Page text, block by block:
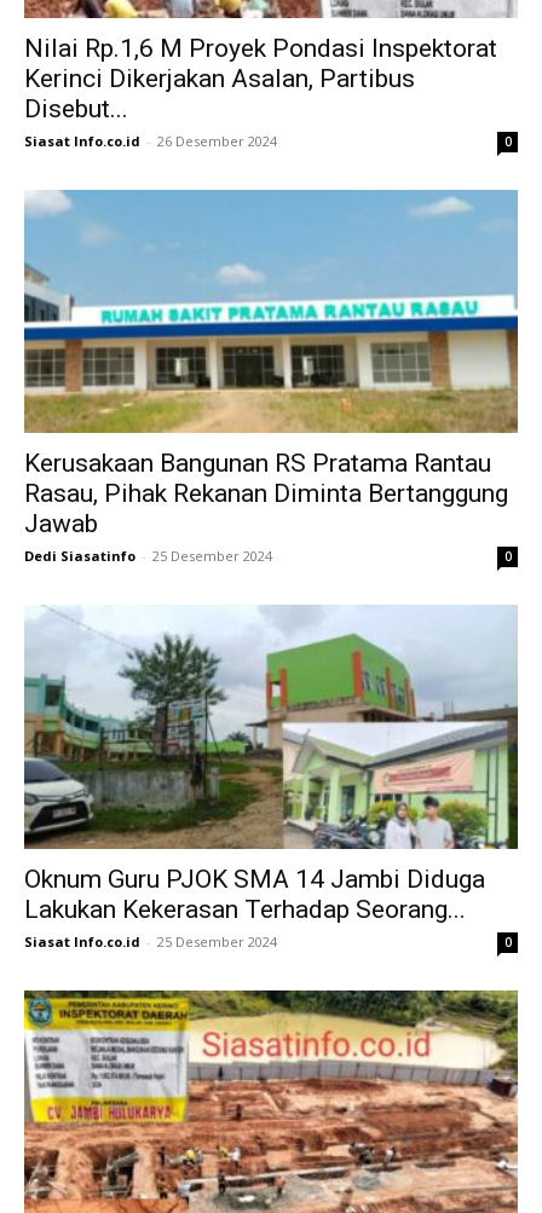
Nilai Rp.1,6 M Proyek Pondasi Inspektorat
Kerinci Dikerjakan Asalan, Partibus
Disebut...
Siasat Info.co.id - 26 Desember 2024 0
Kerusakaan Bangunan RS Pratama Rantau
Rasau, Pihak Rekanan Diminta Bertanggung
Jawab
Dedi Siasatinfo - 25 Desember 2024 0
Oknum Guru PJOK SMA 14 Jambi Diduga
Lakukan Kekerasan Terhadap Seorang...
Siasat Info.co.id - 25 Desember 2024 0